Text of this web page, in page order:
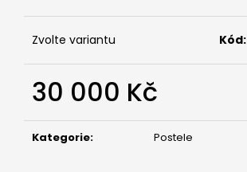
Zvolte variantu Kód:
30 000 Kč
cena:
Kategorie: Postele